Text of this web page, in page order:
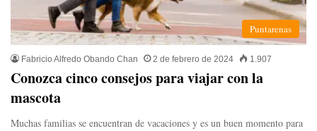
Puntarenas
Fabricio Alfredo Obando Chan 2 de febrero de 2024 1.907
Conozca cinco consejos para viajar con la
mascota
Muchas familias se encuentran de vacaciones y es un buen momento para